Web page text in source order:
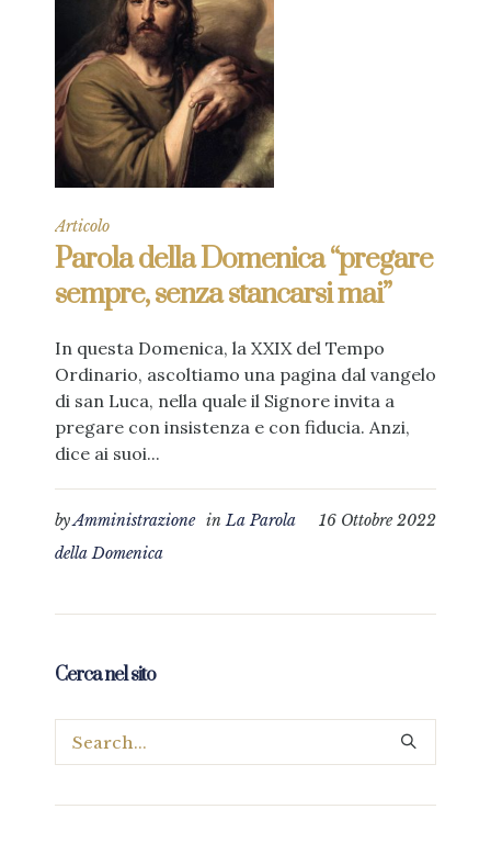
Articolo
Parola della Domenica “pregare
sempre, senza stancarsi mai”
In questa Domenica, la XXIX del Tempo
Ordinario, ascoltiamo una pagina dal vangelo
di san Luca, nella quale il Signore invita a
pregare con insistenza e con fiducia. Anzi,
dice ai suoi...
16 Ottobre 2022
byAmministrazione inLa Parola
della Domenica
Cerca nel sito